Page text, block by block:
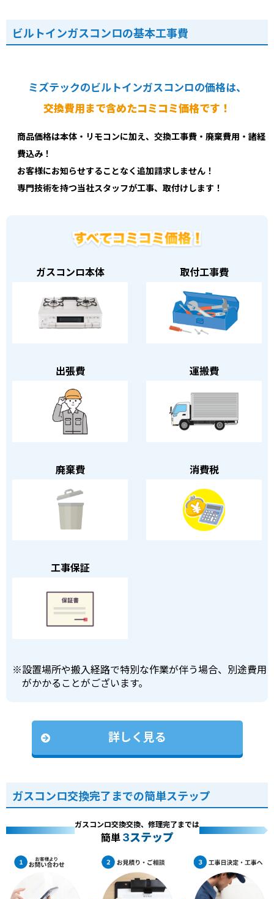
ビルトインガスコンロの基本工事費
ミズテックのビルトインガスコンロの価格は、
交換費用まで含めたコミコミ価格です！
商品価格は本体・リモコンに加え、交換工事費・廃棄費用・諸経
費込み！
お客様にお知らせすることなく追加請求しません！
専門技術を持つ当社スタッフが工事、取付けします！
ガスコンロ本体 取付工事費
出張費 運搬費
廃棄費 消費税
工事保証
※設置場所や搬入経路で特別な作業が伴う場合、別途費用
がかかることがございます。
詳しく見る
ガスコンロ交換完了までの簡単ステップ
ガスコンロ交換交換、修理完了までは
簡単 3ステップ